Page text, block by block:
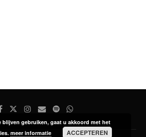
blijven gebruiken, gaat u akkoord met het
meer informatie ACCEPTEREN